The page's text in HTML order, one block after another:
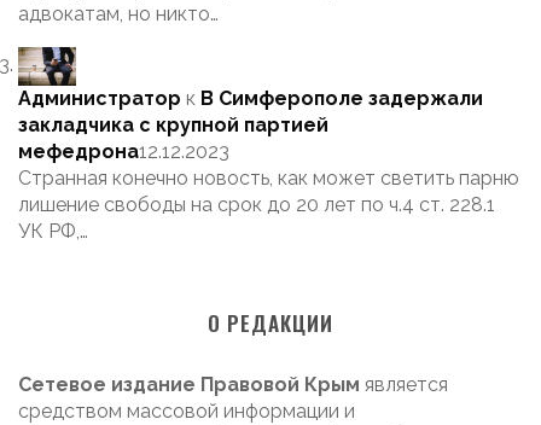
адвокатам, но никто…
Администратор к В Симферополе задержали
закладчика с крупной партией
мефедрона12.12.2023
Странная конечно новость, как может светить парню
лишение свободы на срок до 20 лет по ч.4 ст. 228.1
УК РФ,…
О РЕДАКЦИИ
Сетевое издание Правовой Крым является
средством массовой информации и